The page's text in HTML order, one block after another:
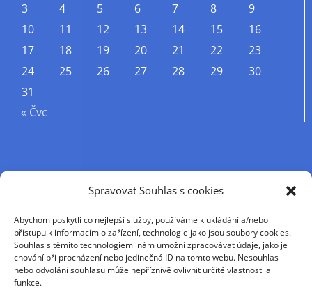
Spravovat Souhlas s cookies
Abychom poskytli co nejlepší služby, používáme k ukládání a/nebo
přístupu k informacím o zařízení, technologie jako jsou soubory cookies.
Souhlas s těmito technologiemi nám umožní zpracovávat údaje, jako je
chování při procházení nebo jedinečná ID na tomto webu. Nesouhlas
nebo odvolání souhlasu může nepříznivě ovlivnit určité vlastnosti a
funkce.
3
4 5 6 7 8
9
10
11 12 13 14 15
16
17
18 19 20 21 22
23
24
25 26 27 28 29
30
31
« Čvc
Příjmení
Křestní jméno
E-mail